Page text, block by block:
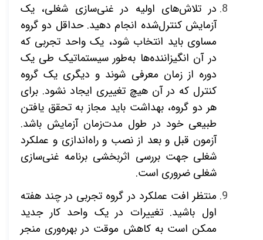
در تلاش‌­های اولیه در غنی‌سازی شغلی، یک
آزمایش کنترل‌شده انجام دهید. حداقل دو گروه
مساوی باید انتخاب شود، یک واحد تجربی که
در آن انگیزاننده‌­ها به‌طور سیستماتیک طی یک
دوره از زمان معرفی شوند و دیگری یک گروه
کنترل که در آن هیچ تغییری ایجاد نشود. برای
هر دو گروه، بهداشت باید مجاز به تحقق یافتن
طبیعی خود در طول مدت‌زمان آزمایش باشد.
آزمون قبل و بعد از نصب و راه‌اندازی و عملکرد
شغلی جهت بررسی اثربخشی برنامه غنی‌سازی
شغلی ضروری است.
منتظر افت عملکرد در گروه تجربی در چند هفته
اول باشید. تغییرات در یک واحد کار جدید
ممکن است به کاهش موقت در بهره­‌وری منجر